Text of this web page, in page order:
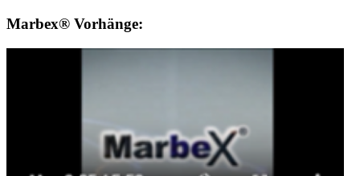
Marbex® Vorhänge: